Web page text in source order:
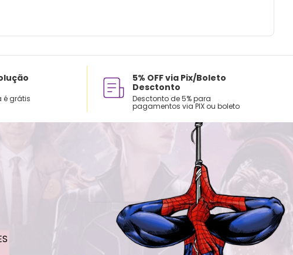
é grátis
5% OFF via Pix/Boleto
Desctonto
Desctonto de 5% para
pagamentos via PIX ou boleto